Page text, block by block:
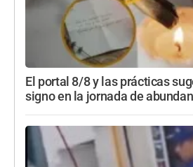
El portal 8/8 y las prácticas
signo en la jornada de